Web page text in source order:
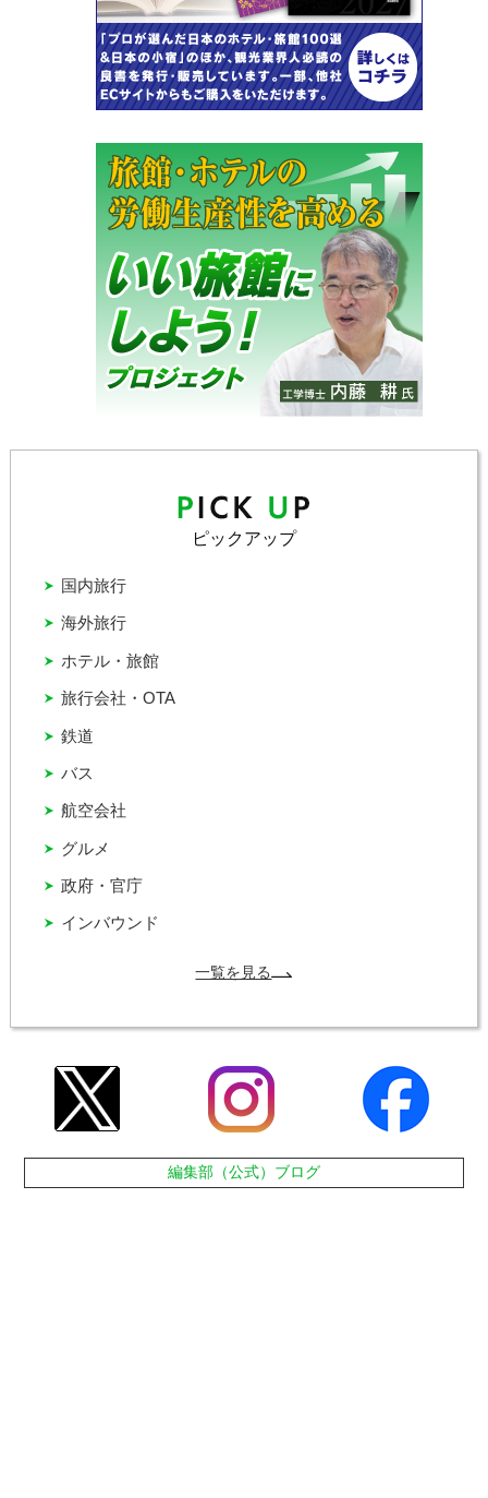
ピックアップ
インバウンド
グルメ
バス
ホテル・旅館
国内旅行
政府・官庁
旅行会社・OTA
海外旅行
航空会社
鉄道
一覧を見る
編集部（公式）ブログ